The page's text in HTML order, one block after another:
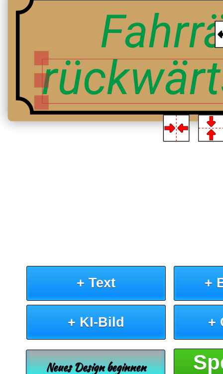
+ Text +
+ KI-Bild +
Neues Design beginnen